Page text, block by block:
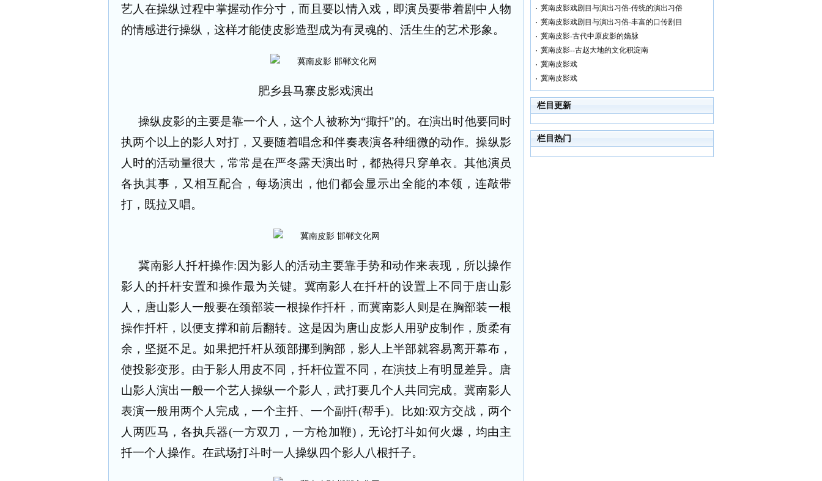
艺人在操纵过程中掌握动作分寸，而且要以情入戏，即演员要带着剧中人物
的情感进行操纵，这样才能使皮影造型成为有灵魂的、活生生的艺术形象。
肥乡县马寨皮影戏演出
操纵皮影的主要是靠一个人，这个人被称为“掫扦”的。在演出时他要同时
执两个以上的影人对打，又要随着唱念和伴奏表演各种细微的动作。操纵影
人时的活动量很大，常常是在严冬露天演出时，都热得只穿单衣。其他演员
各执其事，又相互配合，每场演出，他们都会显示出全能的本领，连敲带
打，既拉又唱。
冀南影人扦杆操作:因为影人的活动主要靠手势和动作来表现，所以操作
影人的扦杆安置和操作最为关键。冀南影人在扦杆的设置上不同于唐山影
人，唐山影人一般要在颈部装一根操作扦杆，而冀南影人则是在胸部装一根
操作扦杆，以便支撑和前后翻转。这是因为唐山皮影人用驴皮制作，质柔有
余，坚挺不足。如果把扦杆从颈部挪到胸部，影人上半部就容易离开幕布，
使投影变形。由于影人用皮不同，扦杆位置不同，在演技上有明显差异。唐
山影人演出一般一个艺人操纵一个影人，武打要几个人共同完成。冀南影人
表演一般用两个人完成，一个主扦、一个副扦(帮手)。比如:双方交战，两个
人两匹马，各执兵器(一方双刀，一方枪加鞭)，无论打斗如何火爆，均由主
扦一个人操作。在武场打斗时一人操纵四个影人八根扦子。
冀南皮影戏剧目与演出习俗-传统的演出习俗
冀南皮影戏剧目与演出习俗-丰富的口传剧目
冀南皮影-古代中原皮影的嫡脉
冀南皮影--古赵大地的文化积淀南
冀南皮影戏
冀南皮影戏
栏目更新
栏目热门